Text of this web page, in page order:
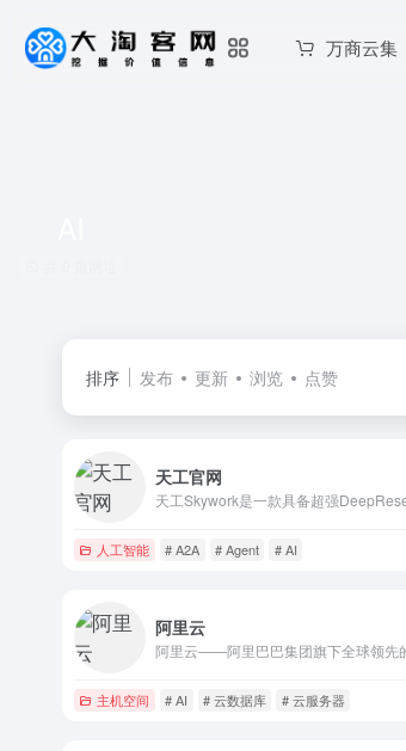
万商云集
排序 发布 更新 浏览 点赞
天工官网
人工智能 # A2A # Agent # AI
阿里云
主机空间 # AI # 云数据库 # 云服务器